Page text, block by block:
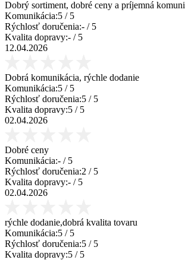
Dobrý sortiment, dobré ceny a príjemná
Komunikácia:5 / 5
Rýchlosť doručenia:- / 5
Kvalita dopravy:- / 5
12.04.2026
Dobrá komunikácia, rýchle dodanie
Komunikácia:5 / 5
Rýchlosť doručenia:5 / 5
Kvalita dopravy:5 / 5
02.04.2026
Dobré ceny
Komunikácia:- / 5
Rýchlosť doručenia:2 / 5
Kvalita dopravy:- / 5
02.04.2026
rýchle dodanie,dobrá kvalita tovaru
Komunikácia:5 / 5
Rýchlosť doručenia:5 / 5
Kvalita dopravy:5 / 5